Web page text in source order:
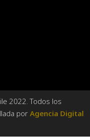
2022. Todos los
por Agencia Digital